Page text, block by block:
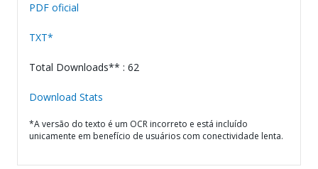
PDF oficial
TXT*
Total Downloads** : 62
Download Stats
*A versão do texto é um OCR incorreto e está incluído
unicamente em benefício de usuários com conectividade lenta.